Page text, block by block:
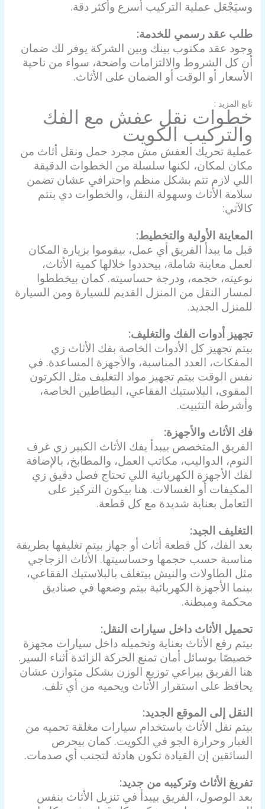
وسيَجْعَل عملية التركيب أسرع وأكثر دقة.
طلب عقد رسمي للخدمة:
وجود عقد مكتوب بينك وبين الشركة يوفر لك ضمان
أن كل الشروط والالتزامات واضحة، سواء من ناحية
الأسعار أو الوقت أو الضمان على الأثاث.
تابع المزيد :
خطوات نقل عفش مع الفك
والتركيب الكويت
عملية تحريك العفش مش مجرد حمل ونقل أثاث من
مكان لمكان، لكنها سلسلة من الخطوات الدقيقة
اللي لازم تتم بشكل منظم واحترافي عشان تضمن
سلامة الأثاث وسهولة النقل، والخطوات دي بتتم
كالآتي:
المعاينة الأولية والتخطيط:
قبل ما يبدأ الفريق أي عمل، بيقوموا بزيارة المكان
لعمل معاينة شاملة، بيحددوا خلالها كمية الأثاث،
نوعيته، حجمه، ودرجة حساسيته. كمان بيخططوا
لمسار النقل من المنزل القديم للسيارة ومن السيارة
للمنزل الجديد.
تجهيز أدوات الفك والتغليف:
بيتم تجهيز كل الأدوات الخاصة بفك الأثاث زي
المفكات، العدد المناسبة، والأجهزة المساعدة. في
نفس الوقت بيتم تجهيز مواد التغليف مثل الكرتون
المقوى، البلاستيك الفقاعي، البطاطين الخاصة،
وأشرطة التثبيت.
فك الأثاث والأجهزة:
الفريق المتخصص بيبدأ يفك الأثاث الكبير زي غرف
النوم، الدواليب، مكاتب العمل، والمطابخ، بالإضافة
لفك الأجهزة الكهربائية اللي تحتاج فصل دقيق زي
المكيفات أو الغسالات. هنا بيكون التركيز على
التعامل بعناية شديدة مع كل قطعة.
التغليف الجيد:
بعد الفك، كل قطعة أثاث أو جهاز بيتم تغليفها بطريقة
مناسبة حسب حجمها وحساسيتها. الأثاث الزجاجي
مثل الطاولات والنيش بيتغلف بالبلاستيك الفقاعي،
بينما الأجهزة الكهربائية بيتم وضعها في صناديق
محكمة ومبطنة.
تحميل الأثاث داخل سيارات النقل:
بيتم رفع الأثاث بعناية وتحميله داخل سيارات مجهزة
خصيصًا بوسائل أمان تمنع الحركة الزائدة أثناء السير.
هنا الفريق بيراعي توزيع الوزن بشكل متوازن عشان
يحافظ على استقرار الأثاث ويحميه من أي تلف.
النقل إلى الموقع الجديد:
بيتم نقل الأثاث باستخدام سيارات مغلقة تحميه من
الغبار وحرارة الجو في الكويت. كمان بيحرص
السائقين إن القيادة تكون هادئة لتجنب أي صدمات.
تفريغ الأثاث وتركيبه من جديد:
بعد الوصول، الفريق بيبدأ في تنزيل الأثاث بنفس